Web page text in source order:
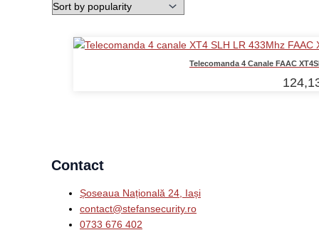
Telecomanda 4 Canale FAAC
Contact
Șoseaua Națională 24, Iași
contact@stefansecurity.ro
0733 676 402